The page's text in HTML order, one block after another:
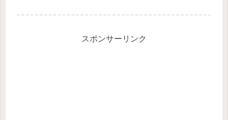
す...
スポンサーリンク